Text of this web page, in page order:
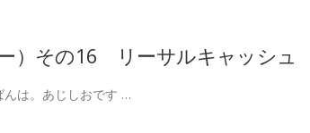
）その16 リーサルキャッシ
んは。あじしおです …